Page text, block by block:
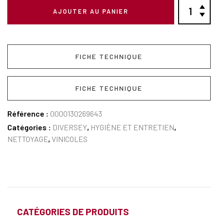
AJOUTER AU PANIER
FICHE TECHNIQUE
FICHE TECHNIQUE
Référence : 0000130269643
Catégories : DIVERSEY, HYGIÈNE ET ENTRETIEN,
NETTOYAGE, VINICOLES
CATÉGORIES DE PRODUITS